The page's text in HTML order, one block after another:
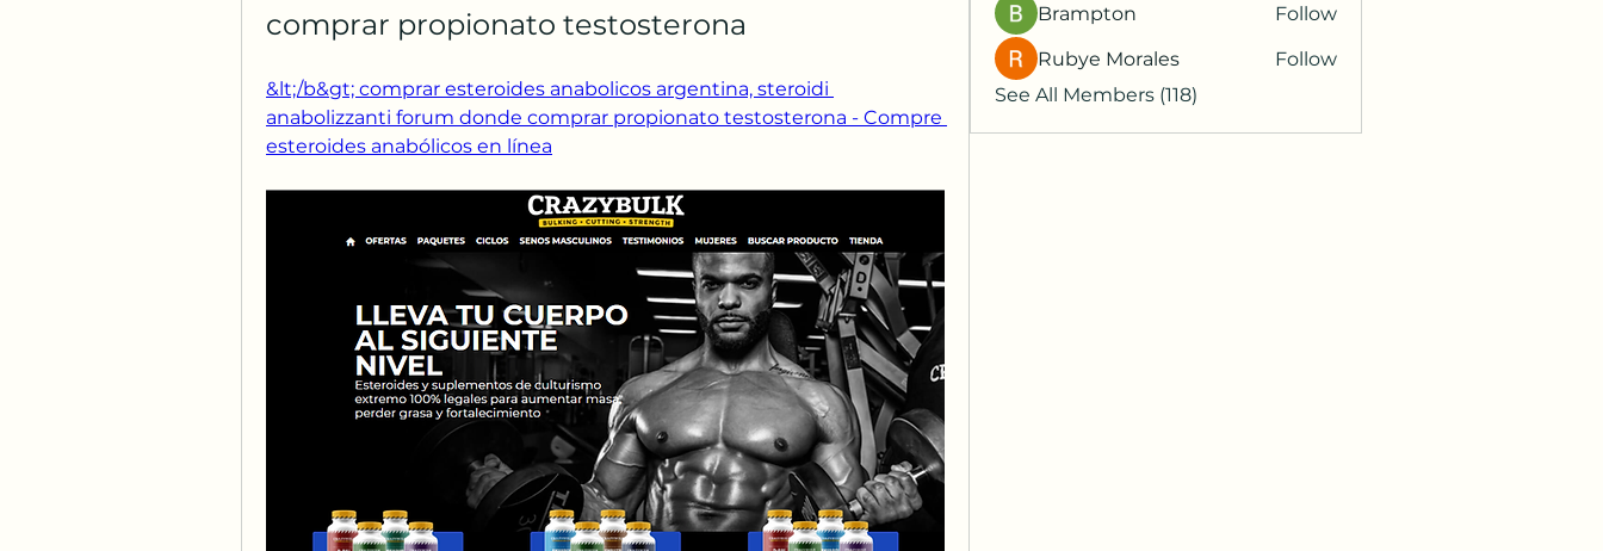
comprar propionato testosterona
&lt;/b&gt; comprar esteroides anabolicos argentina, steroidi
anabolizzanti forum donde comprar propionato testosterona - Compre
esteroides anabólicos en línea
Brampton
Follow
Rubye Morales
Follow
See All Members (118)